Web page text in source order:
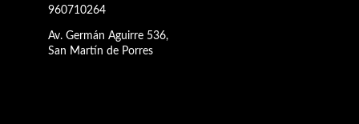
960710264
Av. Germán Aguirre 536,
San Martín de Porres